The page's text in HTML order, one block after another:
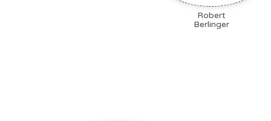
Robert
Berlinger